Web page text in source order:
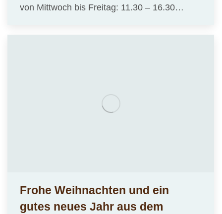
von Mittwoch bis Freitag: 11.30 – 16.30…
Frohe Weihnachten und ein
gutes neues Jahr aus dem